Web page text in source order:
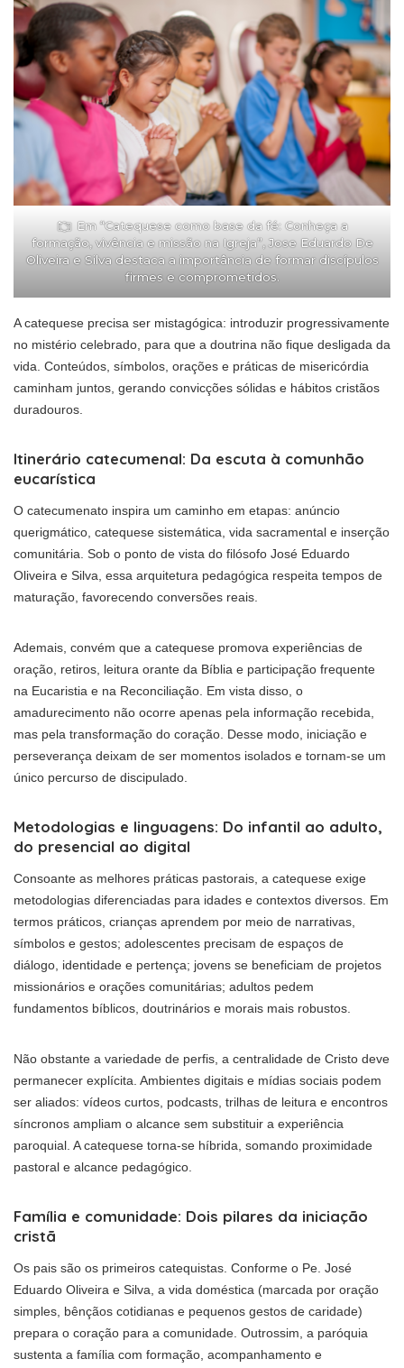
Em “Catequese como base da fé: Conheça a
formação, vivência e missão na Igreja”, Jose Eduardo De
Oliveira e Silva destaca a importância de formar discípulos
firmes e comprometidos.
A catequese precisa ser mistagógica: introduzir progressivamente
no mistério celebrado, para que a doutrina não fique desligada da
vida. Conteúdos, símbolos, orações e práticas de misericórdia
caminham juntos, gerando convicções sólidas e hábitos cristãos
duradouros.
Itinerário catecumenal: Da escuta à comunhão
eucarística
O catecumenato inspira um caminho em etapas: anúncio
querigmático, catequese sistemática, vida sacramental e inserção
comunitária. Sob o ponto de vista do filósofo José Eduardo
Oliveira e Silva, essa arquitetura pedagógica respeita tempos de
maturação, favorecendo conversões reais.
Ademais, convém que a catequese promova experiências de
oração, retiros, leitura orante da Bíblia e participação frequente
na Eucaristia e na Reconciliação. Em vista disso, o
amadurecimento não ocorre apenas pela informação recebida,
mas pela transformação do coração. Desse modo, iniciação e
perseverança deixam de ser momentos isolados e tornam-se um
único percurso de discipulado.
Metodologias e linguagens: Do infantil ao adulto,
do presencial ao digital
Consoante as melhores práticas pastorais, a catequese exige
metodologias diferenciadas para idades e contextos diversos. Em
termos práticos, crianças aprendem por meio de narrativas,
símbolos e gestos; adolescentes precisam de espaços de
diálogo, identidade e pertença; jovens se beneficiam de projetos
missionários e orações comunitárias; adultos pedem
fundamentos bíblicos, doutrinários e morais mais robustos.
Não obstante a variedade de perfis, a centralidade de Cristo deve
permanecer explícita. Ambientes digitais e mídias sociais podem
ser aliados: vídeos curtos, podcasts, trilhas de leitura e encontros
síncronos ampliam o alcance sem substituir a experiência
paroquial. A catequese torna-se híbrida, somando proximidade
pastoral e alcance pedagógico.
Família e comunidade: Dois pilares da iniciação
cristã
Os pais são os primeiros catequistas. Conforme o Pe. José
Eduardo Oliveira e Silva, a vida doméstica (marcada por oração
simples, bênçãos cotidianas e pequenos gestos de caridade)
prepara o coração para a comunidade. Outrossim, a paróquia
sustenta a família com formação, acompanhamento e